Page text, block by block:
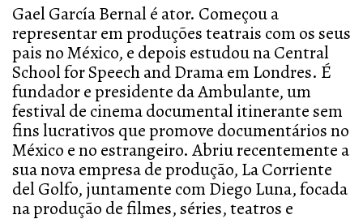
Gael García Bernal é ator. Começou a
representar em produções teatrais com os seus
pais no México, e depois estudou na Central
School for Speech and Drama em Londres. É
fundador e presidente da Ambulante, um
festival de cinema documental itinerante sem
fins lucrativos que promove documentários no
México e no estrangeiro. Abriu recentemente a
sua nova empresa de produção, La Corriente
del Golfo, juntamente com Diego Luna, focada
na produção de filmes, séries, teatros e